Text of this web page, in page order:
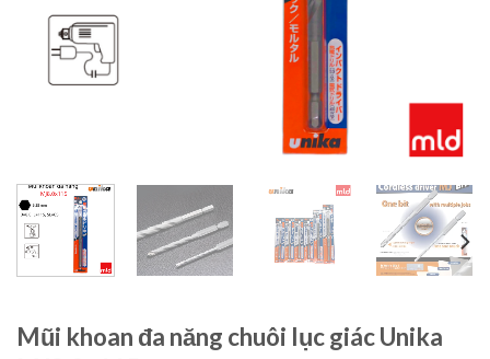
Mũi khoan đa năng chuôi lục giác Unika